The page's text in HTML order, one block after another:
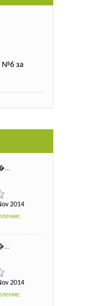
№6 за
2014
2014